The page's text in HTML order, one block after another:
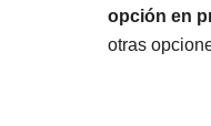
opción en
otras